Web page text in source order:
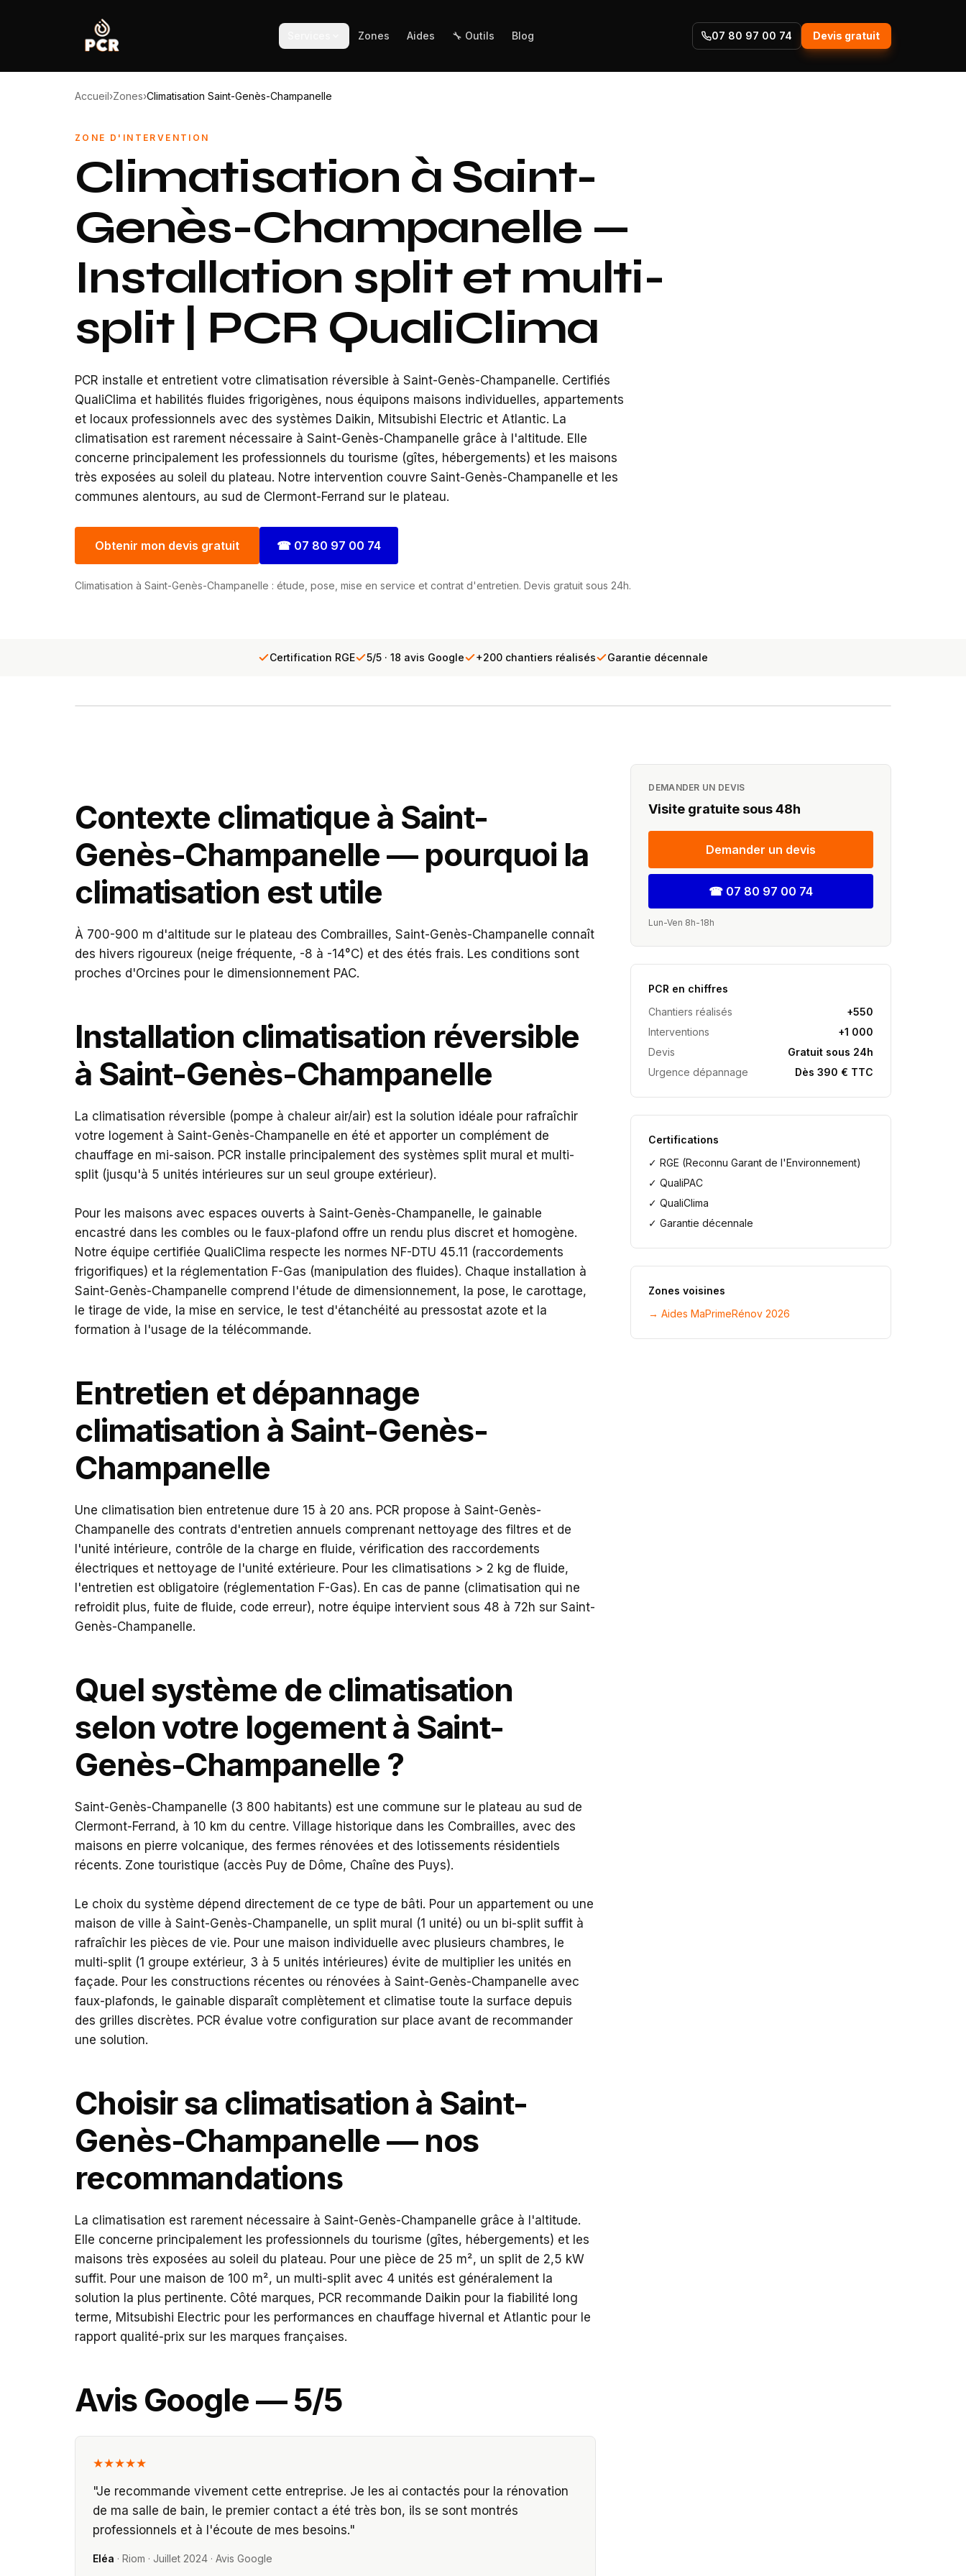
Zones Aides 🔧 Outils Blog 07 80 97 00 74 Devis gratuit
Accueil›Zones›Climatisation Saint-Genès-Champanelle
ZONE D'INTERVENTION
Climatisation à Saint-
Genès-Champanelle —
Installation split et multi-
split | PCR QualiClima
PCR installe et entretient votre climatisation réversible à Saint-Genès-Champanelle. Certifiés
QualiClima et habilités fluides frigorigènes, nous équipons maisons individuelles, appartements
et locaux professionnels avec des systèmes Daikin, Mitsubishi Electric et Atlantic. La
climatisation est rarement nécessaire à Saint-Genès-Champanelle grâce à l'altitude. Elle
concerne principalement les professionnels du tourisme (gîtes, hébergements) et les maisons
très exposées au soleil du plateau. Notre intervention couvre Saint-Genès-Champanelle et les
communes alentours, au sud de Clermont-Ferrand sur le plateau.
Obtenir mon devis gratuit ☎ 07 80 97 00 74
Climatisation à Saint-Genès-Champanelle : étude, pose, mise en service et contrat d'entretien. Devis gratuit sous 24h.
Certification RGE 5/5 · 18 avis Google +200 chantiers réalisés Garantie décennale
Contexte climatique à Saint-
Genès-Champanelle — pourquoi la
climatisation est utile
À 700-900 m d'altitude sur le plateau des Combrailles, Saint-Genès-Champanelle connaît
des hivers rigoureux (neige fréquente, -8 à -14°C) et des étés frais. Les conditions sont
proches d'Orcines pour le dimensionnement PAC.
Installation climatisation réversible
à Saint-Genès-Champanelle
La climatisation réversible (pompe à chaleur air/air) est la solution idéale pour rafraîchir
votre logement à Saint-Genès-Champanelle en été et apporter un complément de
chauffage en mi-saison. PCR installe principalement des systèmes split mural et multi-
split (jusqu'à 5 unités intérieures sur un seul groupe extérieur).
Pour les maisons avec espaces ouverts à Saint-Genès-Champanelle, le gainable
encastré dans les combles ou le faux-plafond offre un rendu plus discret et homogène.
Notre équipe certifiée QualiClima respecte les normes NF-DTU 45.11 (raccordements
frigorifiques) et la réglementation F-Gas (manipulation des fluides). Chaque installation à
Saint-Genès-Champanelle comprend l'étude de dimensionnement, la pose, le carottage,
le tirage de vide, la mise en service, le test d'étanchéité au pressostat azote et la
formation à l'usage de la télécommande.
Entretien et dépannage
climatisation à Saint-Genès-
Champanelle
Une climatisation bien entretenue dure 15 à 20 ans. PCR propose à Saint-Genès-
Champanelle des contrats d'entretien annuels comprenant nettoyage des filtres et de
l'unité intérieure, contrôle de la charge en fluide, vérification des raccordements
électriques et nettoyage de l'unité extérieure. Pour les climatisations > 2 kg de fluide,
l'entretien est obligatoire (réglementation F-Gas). En cas de panne (climatisation qui ne
refroidit plus, fuite de fluide, code erreur), notre équipe intervient sous 48 à 72h sur Saint-
Genès-Champanelle.
Quel système de climatisation
selon votre logement à Saint-
Genès-Champanelle ?
Saint-Genès-Champanelle (3 800 habitants) est une commune sur le plateau au sud de
Clermont-Ferrand, à 10 km du centre. Village historique dans les Combrailles, avec des
maisons en pierre volcanique, des fermes rénovées et des lotissements résidentiels
récents. Zone touristique (accès Puy de Dôme, Chaîne des Puys).
Le choix du système dépend directement de ce type de bâti. Pour un appartement ou une
maison de ville à Saint-Genès-Champanelle, un split mural (1 unité) ou un bi-split suffit à
rafraîchir les pièces de vie. Pour une maison individuelle avec plusieurs chambres, le
multi-split (1 groupe extérieur, 3 à 5 unités intérieures) évite de multiplier les unités en
façade. Pour les constructions récentes ou rénovées à Saint-Genès-Champanelle avec
faux-plafonds, le gainable disparaît complètement et climatise toute la surface depuis
des grilles discrètes. PCR évalue votre configuration sur place avant de recommander
une solution.
Choisir sa climatisation à Saint-
Genès-Champanelle — nos
recommandations
La climatisation est rarement nécessaire à Saint-Genès-Champanelle grâce à l'altitude.
Elle concerne principalement les professionnels du tourisme (gîtes, hébergements) et les
maisons très exposées au soleil du plateau. Pour une pièce de 25 m², un split de 2,5 kW
suffit. Pour une maison de 100 m², un multi-split avec 4 unités est généralement la
solution la plus pertinente. Côté marques, PCR recommande Daikin pour la fiabilité long
terme, Mitsubishi Electric pour les performances en chauffage hivernal et Atlantic pour le
rapport qualité-prix sur les marques françaises.
Avis Google — 5/5
★★★★★
"Je recommande vivement cette entreprise. Je les ai contactés pour la rénovation
de ma salle de bain, le premier contact a été très bon, ils se sont montrés
professionnels et à l'écoute de mes besoins."
Eléa · Riom · Juillet 2024 · Avis Google
DEMANDER UN DEVIS
Visite gratuite sous 48h
Demander un devis
☎ 07 80 97 00 74
Lun-Ven 8h-18h
PCR en chiffres
Chantiers réalisés
+550
Interventions
+1 000
Devis
Gratuit sous 24h
Urgence dépannage
Dès 390 € TTC
Certifications
✓ RGE (Reconnu Garant de l'Environnement)
✓ QualiPAC
✓ QualiClima
✓ Garantie décennale
Zones voisines
→ Aides MaPrimeRénov 2026